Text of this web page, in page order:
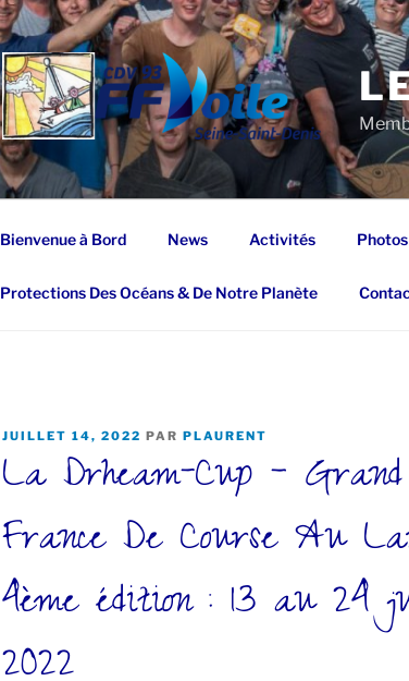
Bienvenue à Bord News Activités Photos
Protections Des Océans & De Notre Planète
PUBLIÉ
JUILLET 14, 2022 PAR PLAURENT
La Drheam-Cup –
France De Course Au
4ème édition : 13 au 24